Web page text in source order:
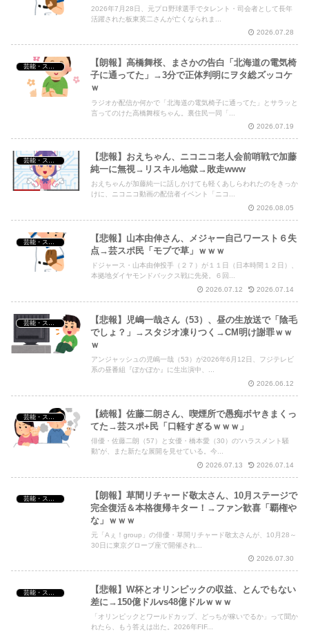
2026年7月28日、元プロ野球選手でタレント・司会者として長年
活躍された板東英二さんが亡くなられま...
2026.07.28
【朗報】高橋舞桜、まさかの告白「北海道の電気椅
子に通ってた」→3分で正体判明にヲタ総ズッコケ
ｗ
ラジオか配信か何かで「北海道の電気椅子に通ってた」とサラッと
言ってのけた高橋舞桜ちゃん。裏住民一同「...
2026.07.19
【悲報】おえちゃん、ニコニコ老人会前哨戦で加藤
純一に無視→リスキル地獄→敗走www
おえちゃんが加藤純一に話しかけても軽くあしらわれたのをきっか
けに、ニコニコ動画の配信者イベント「ニコ...
2026.08.05
【悲報】山本由伸さん、メジャー自己ワースト６失
点→芸スポ民「モブで草」ｗｗｗ
ドジャース・山本由伸投手（２７）が１１日（日本時間１２日）、
本拠地ダイヤモンドバックス戦に先発。６回...
2026.07.12
2026.07.14
芸能・スポーツ・Youtuber
【悲報】児嶋一哉さん（53）、昼の生放送で「陰毛
でしょ？」→スタジオ凍りつく→CM明け謝罪ｗｗ
ｗ
アンジャッシュの児嶋一哉（53）が2026年6月12日、フジテレビ
系の昼番組『ぽかぽか』に生出演中、...
2026.06.12
芸能・スポーツ・Youtuber
【続報】佐藤二朗さん、喫煙所で愚痴ボヤきまくっ
てた→芸スポ+民「口軽すぎるｗｗｗ」
俳優・佐藤二朗（57）と女優・橋本愛（30）の“ハラスメント騒
動”が、また新たな展開を見せている。今...
2026.07.13
2026.07.14
芸能・スポーツ・Youtuber
【朗報】草間リチャード敬太さん、10月ステージで
完全復活＆本格復帰キター！→ファン歓喜「覇権や
な」ｗｗｗ
元「Aぇ！group」の俳優・草間リチャード敬太さんが、10月28～
30日に東京グローブ座で開催され...
2026.07.30
芸能・スポーツ・Youtuber
【悲報】W杯とオリンピックの収益、とんでもない
差に→150億ドルvs48億ドルｗｗｗ
「オリンピックとワールドカップ、どっちが稼いでるか」って聞か
れたら、もう答えは出た。2026年FIF...